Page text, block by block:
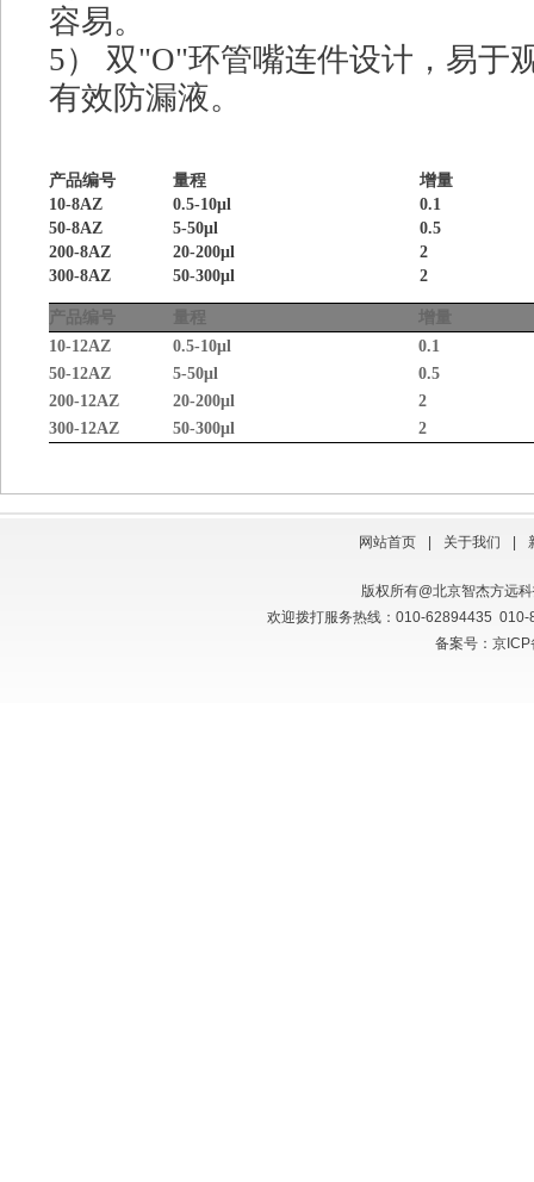
容易。
5） 双"O"环管嘴连件设计，易于
有效防漏液。
产品编号 量程
增量
10-8AZ
0.5-10μl
0.1
50-8AZ
5-50μl
0.5
200-8AZ
20-200μl
2
300-8AZ
50-300μl 2
产品编号 量程
增量
10-12AZ
0.5-10μl
0.1
50-12AZ
5-50μl
0.5
200-12AZ
20-200μl
2
300-12AZ
50-300μl 2
网站首页 关于我们
版权所有@北京智杰方
欢迎拨打服务热线：010-62894435
备案号：京